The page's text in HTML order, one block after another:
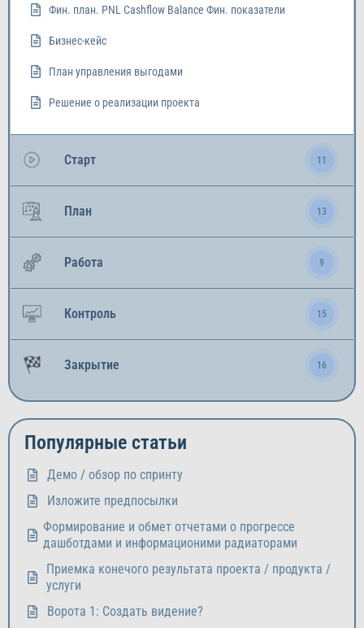
Фин. план. PNL Cashflow Balance Фин. показатели
Бизнес-кейс
План управления выгодами
Решение о реализации проекта
Старт 11
План 13
Работа 9
Контроль 15
Закрытие 16
Популярные статьи
Демо / обзор по спринту
Изложите предпосылки
Формирование и обмет отчетами о прогрессе
дашботдами и информационими радиаторами
Приемка конечого результата проекта / продукта /
услуги
Ворота 1: Создать видение?